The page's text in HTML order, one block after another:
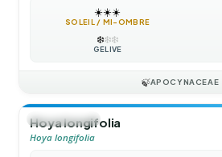
☀️☀️☀️
SOLEIL / MI-OMBRE
❄️❄️❄️
GÉLIVE
🍃APOCYNACEAE
🍃GRIMPANTE
Hoya longifolia
Hoya longifolia